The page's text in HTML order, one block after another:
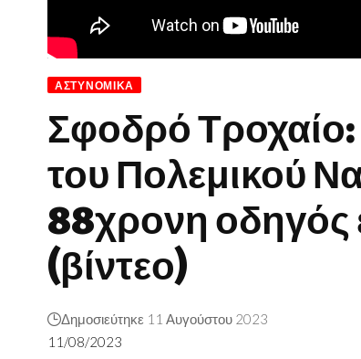
ΑΣΤΥΝΟΜΙΚΆ
Σφοδρό
του Πολεμικού
88χρονη οδηγός
(βίντεο)
11/08/2023
Δημοσιεύτηκε 11 Αυγούστου 2023